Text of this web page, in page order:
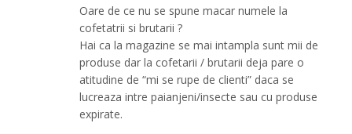
Oare de ce nu se spune macar numele la
cofetatrii si brutarii ?
Hai ca la magazine se mai intampla sunt mii de
produse dar la cofetarii / brutarii deja pare o
atitudine de “mi se rupe de clienti” daca se
lucreaza intre paianjeni/insecte sau cu produse
expirate.